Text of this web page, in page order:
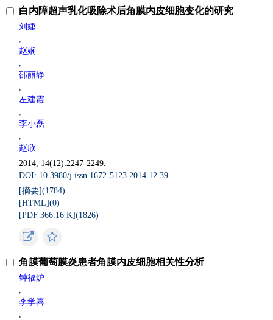
白内障超声乳化吸除术后角膜内皮细胞变化的研究
刘婕
,
赵娴
,
邵丽静
,
左建霞
,
李小磊
,
赵欣
2014, 14(12):2247-2249.
DOI: 10.3980/j.issn.1672-5123.2014.12.39
[摘要](1784)
[HTML](0)
[PDF 366.16 K](1826)
角膜葡萄膜炎患者角膜内皮细胞相关性分析
钟福炉
,
李学喜
,